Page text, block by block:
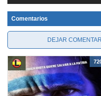
Comentarios
DEJAR